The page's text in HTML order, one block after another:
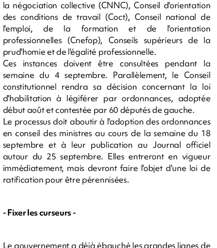
la négociation collective (CNNC), Conseil d'orientation
des conditions de travail (Coct), Conseil national de
l'emploi, de la formation et de l'orientation
professionnelles (Cnefop), Conseils supérieurs de la
prud'homie et de l'égalité professionnelle.
Ces instances doivent être consultées pendant la
semaine du 4 septembre. Parallèlement, le Conseil
constitutionnel rendra sa décision concernant la loi
d'habilitation à légiférer par ordonnances, adoptée
début août et contestée par 60 députés de gauche.
Le processus doit aboutir à l'adoption des ordonnances
en conseil des ministres au cours de la semaine du 18
septembre et à leur publication au Journal officiel
autour du 25 septembre. Elles entreront en vigueur
immédiatement, mais devront faire l'objet d'une loi de
ratification pour être pérennisées.
- Fixer les curseurs -
Le gouvernement a déjà ébauché les grandes lignes de